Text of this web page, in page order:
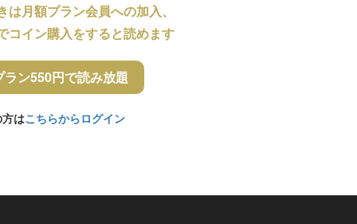
は月額プラン会員への加入、
コイン購入をすると読めます
ラン550円で読み放題
はこちらからログイン